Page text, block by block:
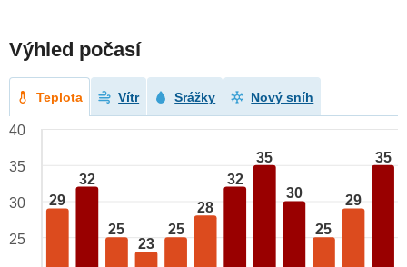
Výhled počasí
Teplota Vítr Srážky Nový sníh
29
32
25
23
25
28
32
35
30
25
29
35
40
35
30
25